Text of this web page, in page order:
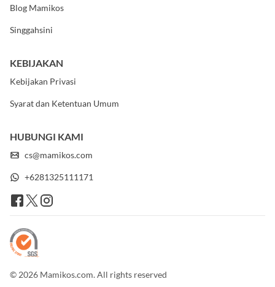
Blog Mamikos
Singgahsini
KEBIJAKAN
Kebijakan Privasi
Syarat dan Ketentuan Umum
HUBUNGI KAMI
cs@mamikos.com
+6281325111171
© 2026 Mamikos.com. All rights reserved